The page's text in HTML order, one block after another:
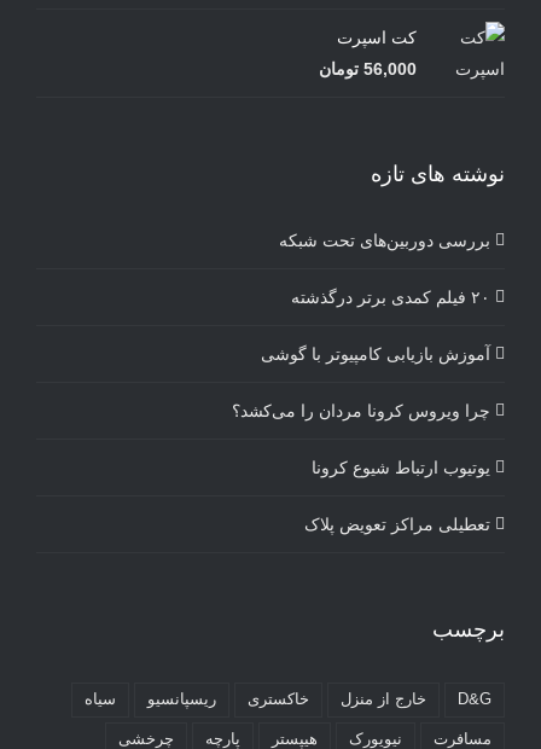
کت اسپرت
56,000 تومان
نوشته های تازه
بررسی دوربین‌های تحت شبکه
۲۰ فیلم کمدی برتر درگذشته
آموزش بازیابی کامپیوتر با گوشی
چرا ویروس کرونا مردان را می‌کشد؟
یوتیوب ارتباط شیوع کرونا
تعطیلی مراکز تعویض پلاک
برچسب
D&G خارج از منزل خاکستری ریسپانسیو سیاه
مسافرت نیویورک هیپستر پارچه چرخشی